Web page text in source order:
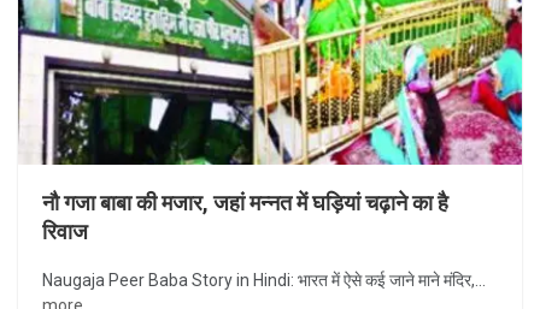
नौ गजा बाबा की मजार, जहां मन्नत में घड़ियां चढ़ाने का है
रिवाज
Naugaja Peer Baba Story in Hindi: भारत में ऐसे कई जाने माने मंदिर,...